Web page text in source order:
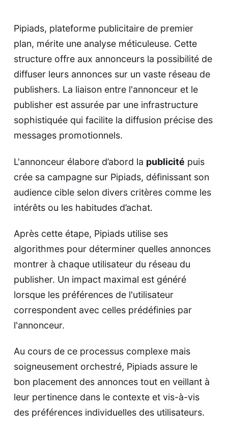
Pipiads, plateforme publicitaire de premier
plan, mérite une analyse méticuleuse. Cette
structure offre aux annonceurs la possibilité de
diffuser leurs annonces sur un vaste réseau de
publishers. La liaison entre l'annonceur et le
publisher est assurée par une infrastructure
sophistiquée qui facilite la diffusion précise des
messages promotionnels.
L'annonceur élabore d’abord la publicité puis
crée sa campagne sur Pipiads, définissant son
audience cible selon divers critères comme les
intérêts ou les habitudes d’achat.
Après cette étape, Pipiads utilise ses
algorithmes pour déterminer quelles annonces
montrer à chaque utilisateur du réseau du
publisher. Un impact maximal est généré
lorsque les préférences de l'utilisateur
correspondent avec celles prédéfinies par
l'annonceur.
Au cours de ce processus complexe mais
soigneusement orchestré, Pipiads assure le
bon placement des annonces tout en veillant à
leur pertinence dans le contexte et vis-à-vis
des préférences individuelles des utilisateurs.